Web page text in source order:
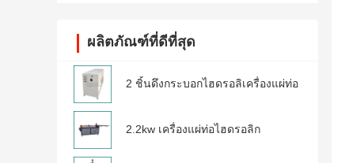
ผลิตภัณฑ์ที่ดีที่สุด
2 ชิ้นดึงกระบอกไฮดรอลิเครื่องแผ่ท่อ
2.2kw เครื่องแผ่ท่อไฮดรอลิก